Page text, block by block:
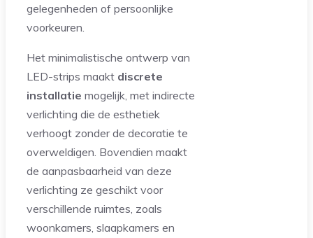
gelegenheden of persoonlijke
voorkeuren.
Het minimalistische ontwerp van
LED-strips maakt discrete
installatie mogelijk, met indirecte
verlichting die de esthetiek
verhoogt zonder de decoratie te
overweldigen. Bovendien maakt
de aanpasbaarheid van deze
verlichting ze geschikt voor
verschillende ruimtes, zoals
woonkamers, slaapkamers en